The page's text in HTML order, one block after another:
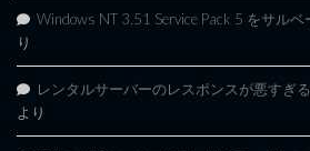
Windows NT 3.51 Service Pack 5 をサルベ
り
レンタルサーバーのレスポンスが悪すぎ
より